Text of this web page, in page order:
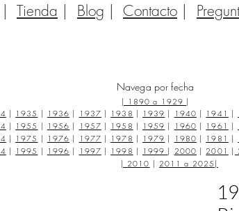
| Tienda | Blog | Contacto |
Navega por fecha
| 1890 a 1929 |
| 1935 | 1936 | 1937 | 1938 | 1939 | 1940 | 1941 |
| 1955 | 1956 | 1957 | 1958 | 1959 | 1960 | 1961 |
| 1975 | 1976 | 1977 | 1978 | 1979 | 1980 | 1981 |
| 1995 | 1996 | 1997 | 1998 | 1999 | 2000 | 2001 |
| 2010 | 2011 a 2025 |